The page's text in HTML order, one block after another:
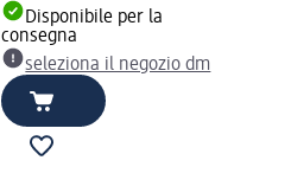
Disponibile per la
consegna
seleziona il negozio dm